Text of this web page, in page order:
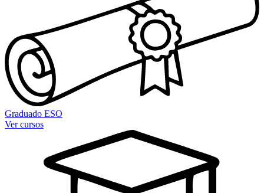
Graduado ESO
Ver cursos